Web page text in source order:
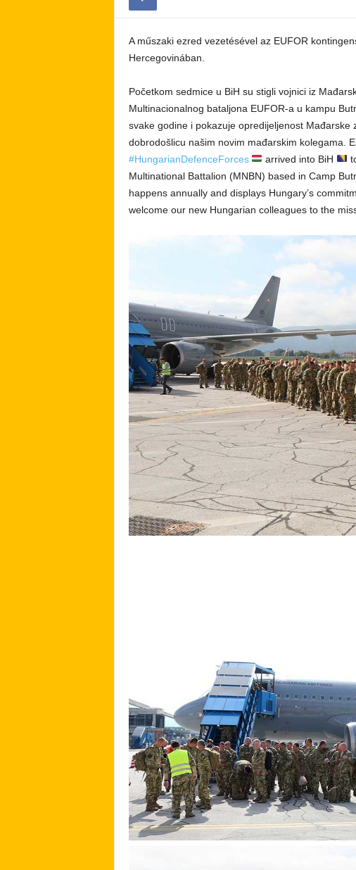
A műszaki ezred vezetésével az EUFOR
Hercegovinában.
Početkom sedmice u BiH su stigli vojnici iz
Multinacionalnog bataljona EUFOR-a u kampu
svake godine i pokazuje opredijeljenost Mađarske
dobrodošlicu našim novim mađarskim kolegama.
#HungarianDefenceForces
arrived into BiH
Multinational Battalion (MNBN) based in Camp
happens annually and displays Hungary’s
welcome our new Hungarian colleagues to the